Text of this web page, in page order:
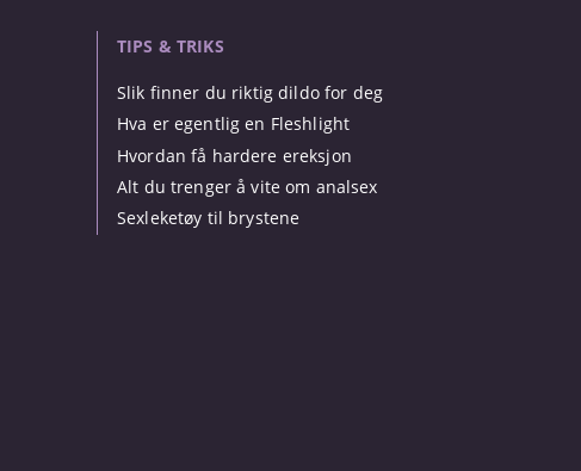
TIPS & TRIKS
Slik finner du riktig dildo for deg
Hva er egentlig en Fleshlight
Hvordan få hardere ereksjon
Alt du trenger å vite om analsex
Sexleketøy til brystene